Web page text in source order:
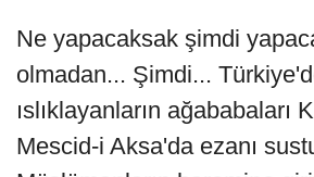
Ne yapacaksak şimdi
olmadan... Şimdi...
ıslıklayanların ağababaları
Mescid-i Aksa'da ezanı